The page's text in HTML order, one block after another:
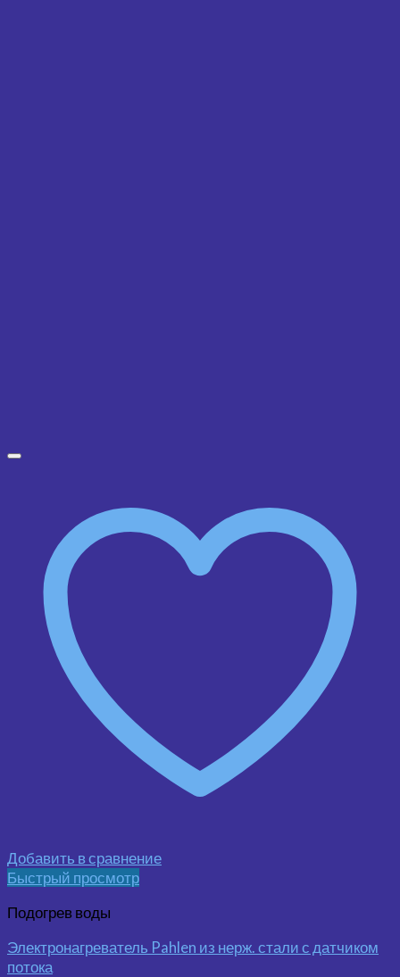
Добавить в сравнение
Быстрый просмотр
Подогрев воды
Электронагреватель Pahlen из нерж. стали с датчиком
потока